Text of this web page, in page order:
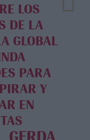
LOS
DE LA
GLOBAL
PARA
Y
EN